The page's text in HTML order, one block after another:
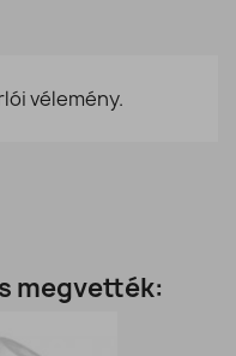
vélemény.
megvették: